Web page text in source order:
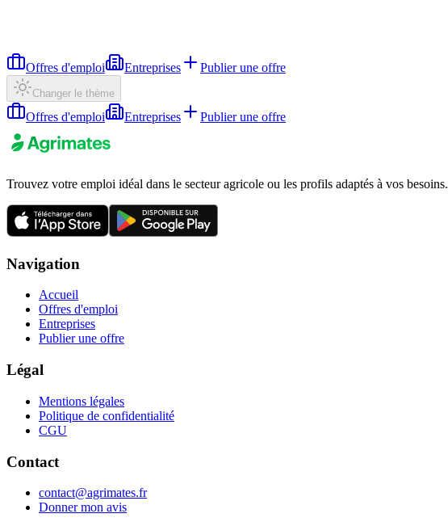
Offres d'emploi Entreprises Publier une offre
Changer le thème
Offres d'emploi Entreprises Publier une offre
Trouvez votre emploi idéal dans le secteur agricole ou les profils adaptés à vos besoins.
Navigation
Accueil
Offres d'emploi
Entreprises
Publier une offre
Légal
Mentions légales
Politique de confidentialité
CGU
Contact
contact@agrimates.fr
Donner mon avis